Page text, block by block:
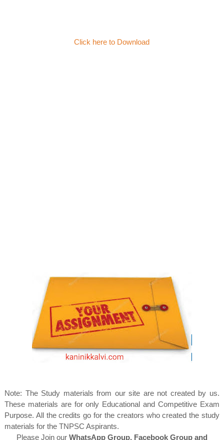
Click here to Download
Note: The Study materials from our site are not created by us.
These materials are for only Educational and Competitive Exam
Purpose. All the credits go for the creators who created the study
materials for the TNPSC Aspirants.
Please Join our WhatsApp Group, Facebook Group and